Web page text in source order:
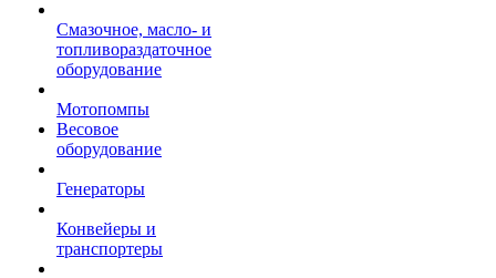
Смазочное, масло- и
топливораздаточное
оборудование
Мотопомпы
Весовое
оборудование
Генераторы
Конвейеры и
транспортеры